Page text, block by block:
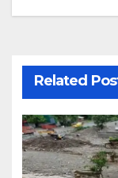
Related